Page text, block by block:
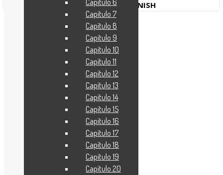
SPANISH
TCBCOMENTADA
APOCALIPSIS 1:15
24 de febrero de 2026
Capítulo 6
Capítulo 7
Capítulo 8
Capítulo 9
Capítulo 10
Capítulo 11
Capítulo 12
Capítulo 13
Capítulo 14
Capítulo 15
Capítulo 16
Capítulo 17
Capítulo 18
Capítulo 19
Capítulo 20